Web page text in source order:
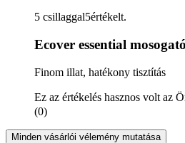
5 csillaggal5értékelt.
Ecover essential mosogató
Finom illat, hatékony tisztítás
Ez az értékelés hasznos volt az
(0)
Minden vásárlói vélemény mutatása